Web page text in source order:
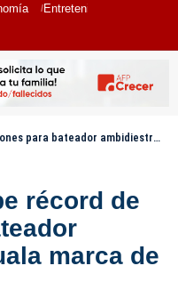
Entretenimiento
ambidiestro e iguala marca de Ken Griffey Jr.
récord de
marca de